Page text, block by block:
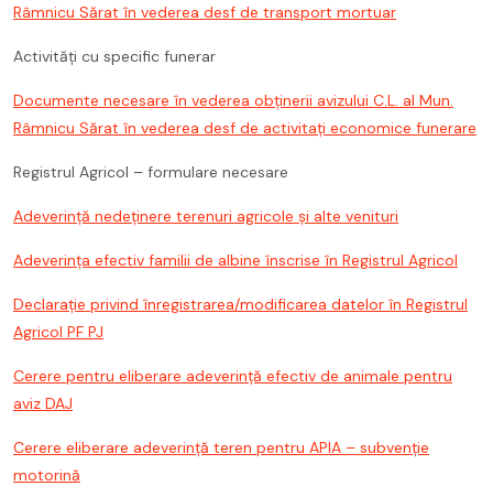
Râmnicu Sărat în vederea desf de transport mortuar
Activități cu specific funerar
Documente necesare în vederea obţinerii avizului C.L. al Mun.
Râmnicu Sărat în vederea desf de activitați economice funerare
Registrul Agricol – formulare necesare
Adeverință nedeținere terenuri agricole și alte venituri
Adeverința efectiv familii de albine înscrise în Registrul Agricol
Declarație privind înregistrarea/modificarea datelor în Registrul
Agricol PF PJ
Cerere pentru eliberare adeverință efectiv de animale pentru
aviz DAJ
Cerere eliberare adeverință teren pentru APIA – subvenție
motorină